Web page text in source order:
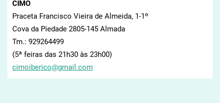
CIMO
Praceta Francisco Vieira de Almeida, 1-1º
Cova da Piedade 2805-145 Almada
Tm.: 929264499
(5ª feiras das 21h30 às 23h00)
cimoiberico@gmai l.com